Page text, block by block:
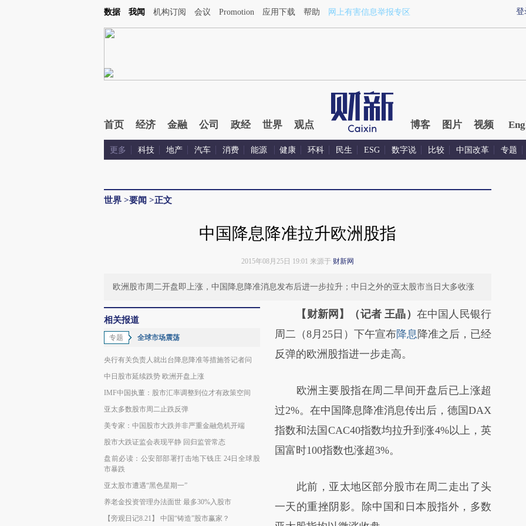
登
数据 我闻 机构订阅 会议 Promotion 应用下载 帮助 网上有害信息举报专区
首页 经济 金融 公司 政经 世界 观点 博客 图片 视频
更多 科技 地产 汽车 消费 能源 健康 环科 民生 ESG 数字说 比较 中国改革 专题
世界 >要闻 >正文
中国降息降准拉升欧洲股指
2015年08月25日 19:01 来源于 财新网
欧洲股市周二开盘即上涨，中国降息降准消息发布后进一步拉升；中日之外的亚太股市当日大多收涨
相关报道
专题 全球市场震荡
央行有关负责人就出台降息降准等措施答记者问
中日股市延续跌势 欧洲开盘上涨
IMF中国执董：股市汇率调整到位才有政策空间
亚太多数股市周二止跌反弹
美专家：中国股市大跌并非严重金融危机开端
股市大跌证监会表现平静 回归监管常态
盘前必读：公安部部署打击地下钱庄 24日全球股
市暴跌
亚太股市遭遇“黑色星期一”
养老金投资管理办法面世 最多30%入股市
【旁观日记8.21】 中国“铸造”股市赢家？
【财新网】（记者 王晶） 在中国人民银行
周二（8月25日）下午宣布降息 降准之后，已经
反弹的欧洲股指进一步走高。
欧洲主要股指在周二早间开盘后已上涨超
过2%。在中国降息降准消息传出后，德国DAX
指数和法国CAC40指数均拉升到涨4%以上，英
国富时100指数也涨超3%。
此前，亚太地区部分股市在周二走出了头
一天的重挫阴影。除中国和日本股指外，多数